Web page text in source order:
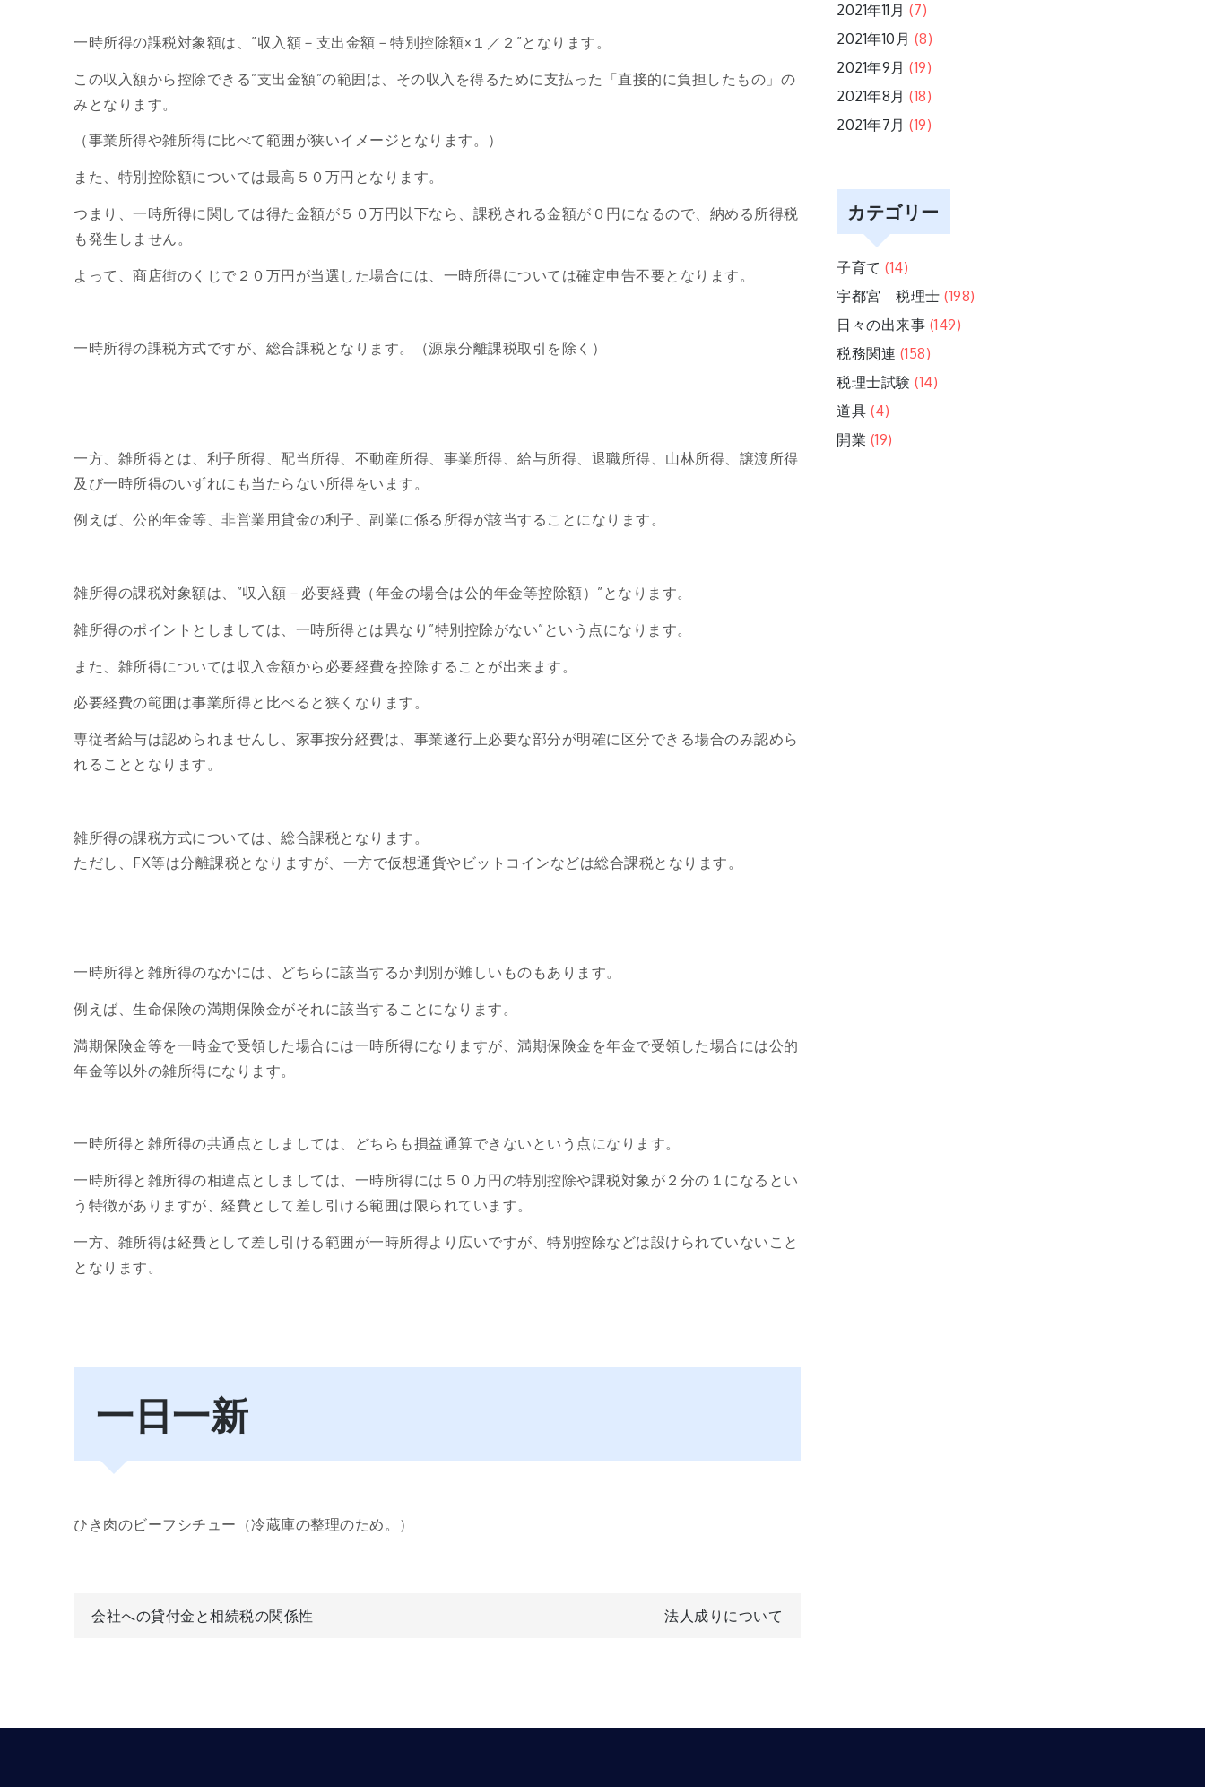
一時所得の課税対象額は、”収入額－支出金額－特別控除額×１／２”となります。
この収入額から控除できる”支出金額”の範囲は、その収入を得るために支払った「直接的に負担したもの」の
みとなります。
（事業所得や雑所得に比べて範囲が狭いイメージとなります。）
また、特別控除額については最高５０万円となります。
つまり、一時所得に関しては得た金額が５０万円以下なら、課税される金額が０円になるので、納める所得税
も発生しません。
よって、商店街のくじで２０万円が当選した場合には、一時所得については確定申告不要となります。
一時所得の課税方式ですが、総合課税となります。（源泉分離課税取引を除く）
一方、雑所得とは、利子所得、配当所得、不動産所得、事業所得、給与所得、退職所得、山林所得、譲渡所得
及び一時所得のいずれにも当たらない所得をいます。
例えば、公的年金等、非営業用貸金の利子、副業に係る所得が該当することになります。
雑所得の課税対象額は、”収入額－必要経費（年金の場合は公的年金等控除額）”となります。
雑所得のポイントとしましては、一時所得とは異なり”特別控除がない”という点になります。
また、雑所得については収入金額から必要経費を控除することが出来ます。
必要経費の範囲は事業所得と比べると狭くなります。
専従者給与は認められませんし、家事按分経費は、事業遂行上必要な部分が明確に区分できる場合のみ認めら
れることとなります。
雑所得の課税方式については、総合課税となります。
ただし、FX等は分離課税となりますが、一方で仮想通貨やビットコインなどは総合課税となります。
一時所得と雑所得のなかには、どちらに該当するか判別が難しいものもあります。
例えば、生命保険の満期保険金がそれに該当することになります。
満期保険金等を一時金で受領した場合には一時所得になりますが、満期保険金を年金で受領した場合には公的
年金等以外の雑所得になります。
一時所得と雑所得の共通点としましては、どちらも損益通算できないという点になります。
一時所得と雑所得の相違点としましては、一時所得には５０万円の特別控除や課税対象が２分の１になるとい
う特徴がありますが、経費として差し引ける範囲は限られています。
一方、雑所得は経費として差し引ける範囲が一時所得より広いですが、特別控除などは設けられていないこと
となります。
一日一新
ひき肉のビーフシチュー（冷蔵庫の整理のため。）
投
ナ
会社への貸付金と相続税の関係性 法人成りについて
2021年11月 (7)
2021年10月 (8)
2021年9月 (19)
2021年8月 (18)
2021年7月 (19)
カテゴリー
子育て (14)
宇都宮 税理士 (198)
日々の出来事 (149)
税務関連 (158)
税理士試験 (14)
道具 (4)
開業 (19)